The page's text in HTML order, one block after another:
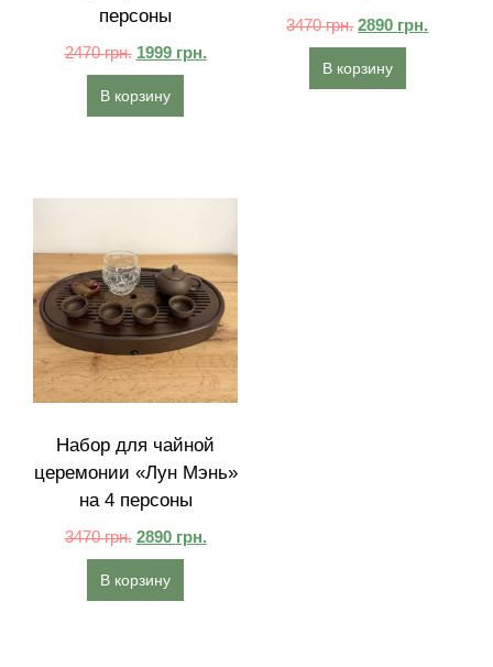
персоны
2470грн. 1999 грн.
В корзину
3470грн. 2890 грн.
В корзину
Набор для чайной
церемонии «Лун Мэнь»
на 4 персоны
3470грн. 2890 грн.
В корзину